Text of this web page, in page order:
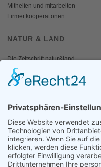
Mithelfen und mitarbeiten
Firmenkooperationen
NATUR & LAND
Die Zeitschrift natur&land
Archiv
Mediadaten
Fotos und Logos
Presseaussendungen
Presse
Presseinformationen abonnieren